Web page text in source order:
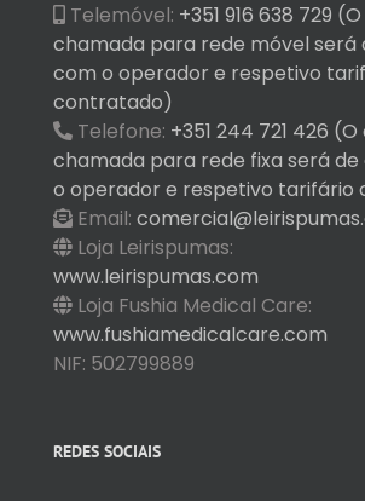
Telemóvel: +351 916 638 729
chamada para rede móvel será
com o operador e respetivo
contratado)
Telefone: +351 244 721 426
chamada para rede fixa será
o operador e respetivo tarifário
Email:
Loja Leirispumas:
www.leirispumas.com
Loja Fushia Medical Care:
www.fushiamedicalcare.com
NIF: 502799889
REDES SOCIAIS